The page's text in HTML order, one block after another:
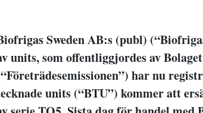
Sweden AB:s (publ)
units, som offentliggjordes av
har nu
units (“BTU”) kommer att